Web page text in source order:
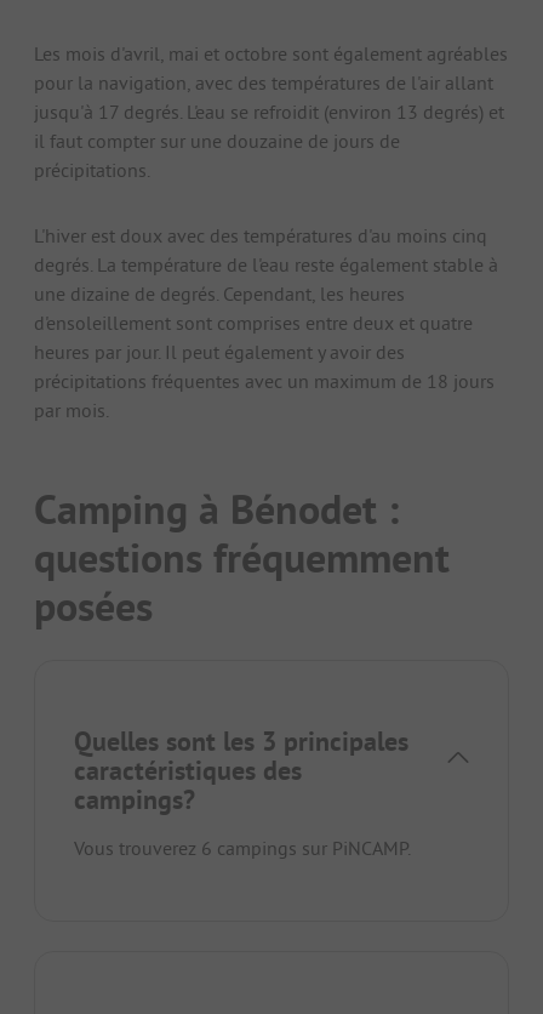
Les mois d'avril, mai et octobre sont également agréables
pour la navigation, avec des températures de l'air allant
jusqu'à 17 degrés. L'eau se refroidit (environ 13 degrés) et
il faut compter sur une douzaine de jours de
précipitations.
L'hiver est doux avec des températures d'au moins cinq
degrés. La température de l'eau reste également stable à
une dizaine de degrés. Cependant, les heures
d'ensoleillement sont comprises entre deux et quatre
heures par jour. Il peut également y avoir des
précipitations fréquentes avec un maximum de 18 jours
par mois.
Camping à Bénodet :
questions fréquemment
posées
Quelles sont les 3 principales
caractéristiques des
campings?
Vous trouverez 6 campings sur PiNCAMP.